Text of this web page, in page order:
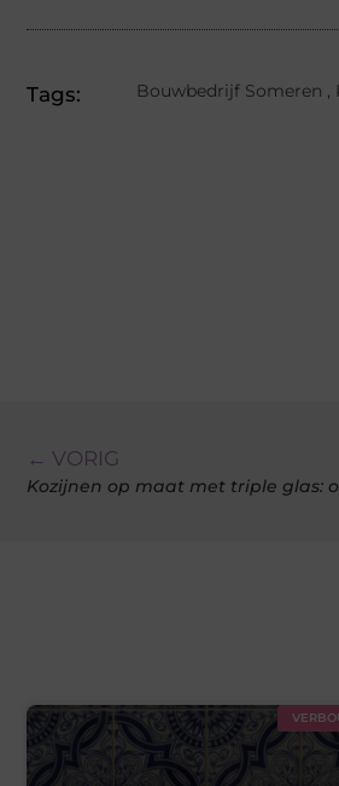
Tags: Bouwbedrijf Someren
← VORIG
Kozijnen op maat met triple glas: